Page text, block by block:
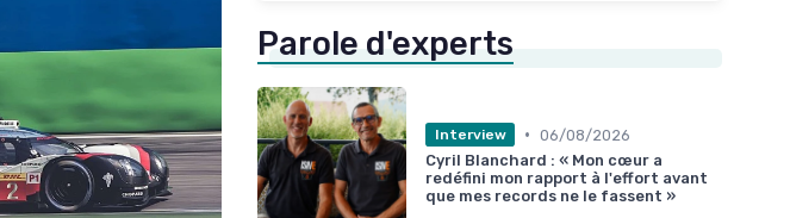
Parole d'experts
Interview • 06/08/2026
Cyril Blanchard : « Mon cœur a
redéfini mon rapport à l'effort avant
que mes records ne le fassent »